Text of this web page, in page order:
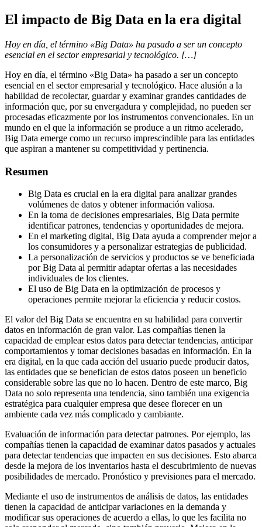
El impacto de Big Data en la era digital
Hoy en día, el término «Big Data» ha pasado a ser un concepto
esencial en el sector empresarial y tecnológico. […]
Hoy en día, el término «Big Data» ha pasado a ser un concepto
esencial en el sector empresarial y tecnológico. Hace alusión a la
habilidad de recolectar, guardar y examinar grandes cantidades de
información que, por su envergadura y complejidad, no pueden ser
procesadas eficazmente por los instrumentos convencionales. En un
mundo en el que la información se produce a un ritmo acelerado,
Big Data emerge como un recurso imprescindible para las entidades
que aspiran a mantener su competitividad y pertinencia.
Resumen
Big Data es crucial en la era digital para analizar grandes
volúmenes de datos y obtener información valiosa.
En la toma de decisiones empresariales, Big Data permite
identificar patrones, tendencias y oportunidades de mejora.
En el marketing digital, Big Data ayuda a comprender mejor a
los consumidores y a personalizar estrategias de publicidad.
La personalización de servicios y productos se ve beneficiada
por Big Data al permitir adaptar ofertas a las necesidades
individuales de los clientes.
El uso de Big Data en la optimización de procesos y
operaciones permite mejorar la eficiencia y reducir costos.
El valor del Big Data se encuentra en su habilidad para convertir
datos en información de gran valor. Las compañías tienen la
capacidad de emplear estos datos para detectar tendencias, anticipar
comportamientos y tomar decisiones basadas en información. En la
era digital, en la que cada acción del usuario puede producir datos,
las entidades que se benefician de estos datos poseen un beneficio
considerable sobre las que no lo hacen. Dentro de este marco, Big
Data no solo representa una tendencia, sino también una exigencia
estratégica para cualquier empresa que desee florecer en un
ambiente cada vez más complicado y cambiante.
Evaluación de información para detectar patrones. Por ejemplo, las
compañías tienen la capacidad de examinar datos pasados y actuales
para detectar tendencias que impacten en sus decisiones. Esto abarca
desde la mejora de los inventarios hasta el descubrimiento de nuevas
posibilidades de mercado. Pronóstico y previsiones para el mercado.
Mediante el uso de instrumentos de análisis de datos, las entidades
tienen la capacidad de anticipar variaciones en la demanda y
modificar sus operaciones de acuerdo a ellas, lo que les facilita no